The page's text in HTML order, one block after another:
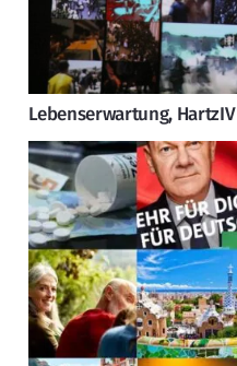
Lebenserwartung, HartzIV